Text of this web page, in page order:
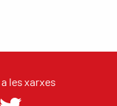
les xarxes